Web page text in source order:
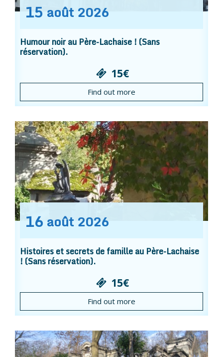
15 août 2026
Humour noir au Père-Lachaise ! (Sans
réservation).
15€
Find out more
16 août 2026
Histoires et secrets de famille au Père-Lachaise
! (Sans réservation).
15€
Find out more